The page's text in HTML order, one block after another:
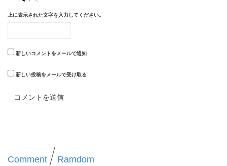
上に表示された文字を入力してください。
新しいコメントをメールで通知
新しい投稿をメールで受け取る
Comment Ramdom